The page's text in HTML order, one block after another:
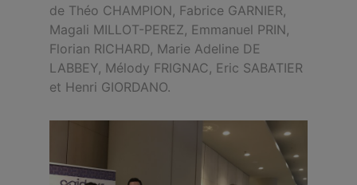
de Théo CHAMPION, Fabrice GARNIER,
Magali MILLOT-PEREZ, Emmanuel PRIN,
Florian RICHARD, Marie Adeline DE
LABBEY, Mélody FRIGNAC, Eric SABATIER
et Henri GIORDANO.